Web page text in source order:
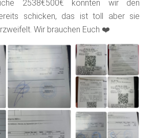
2538€500€ konnten wir den
schicken, das ist toll aber sie
Wir brauchen Euch ❤️